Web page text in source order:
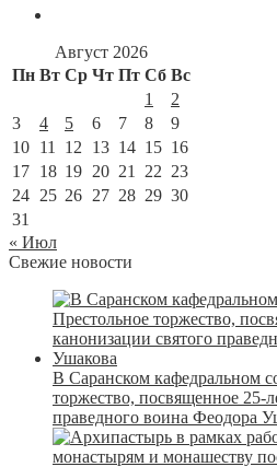
Август 2026
Пн Вт Ср Чт Пт Сб Вс
1
2
3
4 5 6 7 8
9
10 11 12 13 14 15 16
17 18 19 20 21 22 23
24 25 26 27 28 29 30
31
« Июл
Свежие новости
В Саранском кафедральном
торжество, посвященное 25-
праведного воина Феодора